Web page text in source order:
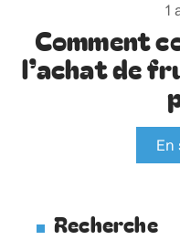
1
Comment
l’achat de
En
Recherche